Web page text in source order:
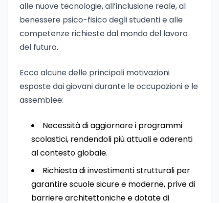
alle nuove tecnologie, all’inclusione reale, al
benessere psico-fisico degli studenti e alle
competenze richieste dal mondo del lavoro
del futuro.
Ecco alcune delle principali motivazioni
esposte dai giovani durante le occupazioni e le
assemblee:
Necessità di aggiornare i programmi
scolastici, rendendoli più attuali e aderenti
al contesto globale.
Richiesta di investimenti strutturali per
garantire scuole sicure e moderne, prive di
barriere architettoniche e dotate di